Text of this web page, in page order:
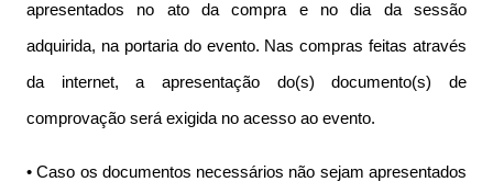
apresentados no ato da compra e no dia da sessão
adquirida, na portaria do evento. Nas compras feitas através
da internet, a apresentação do(s) documento(s) de
comprovação será exigida no acesso ao evento.
• Caso os documentos necessários não sejam apresentados